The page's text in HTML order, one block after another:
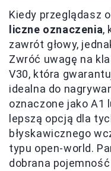
Kiedy przeglądasz
liczne oznaczenia,
zawrót głowy,
Zwróć uwagę na
V30, która
idealna do
oznaczone jako A1
lepszą opcją dla
błyskawicznego
typu open-world.
dobrana